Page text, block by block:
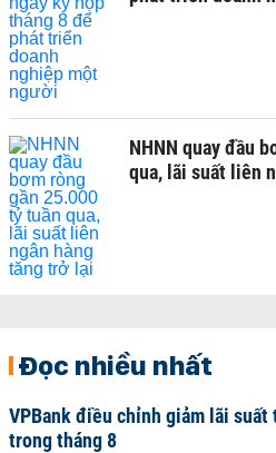
NHNN quay đầu
qua, lãi suất liên
Đọc nhiều nhất
VPBank điều chỉnh giảm lãi
trong tháng 8